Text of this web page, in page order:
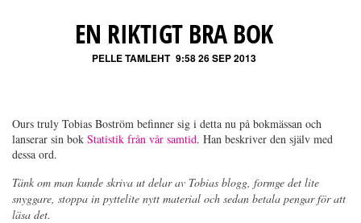
EN RIKTIGT BRA BOK
PELLE TAMLEHT 9:58 26 SEP 2013
Ours truly Tobias Boström befinner sig i detta nu på bokmässan och
lanserar sin bok Statistik från vår samtid. Han beskriver den själv med
dessa ord.
Tänk om man kunde skriva ut delar av Tobias blogg, formge det lite
snyggare, stoppa in pyttelite nytt material och sedan betala pengar för att
läsa det.